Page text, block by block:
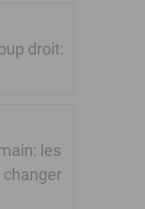
droit:
les